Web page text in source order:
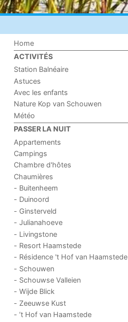
Home
ACTIVITÉS
Station Balnéaire
Astuces
Avec les enfants
Nature Kop van Schouwen
Météo
PASSER LA NUIT
Appartements
Campings
Chambre d'hôtes
Chaumières
- Buitenheem
- Duinoord
- Ginsterveld
- Julianahoeve
- Livingstone
- Resort Haamstede
- Résidence 't Hof van Haamstede
- Schouwen
- Schouwse Valleien
- Wijde Blick
- Zeeuwse Kust
- ’t Hof van Haamstede